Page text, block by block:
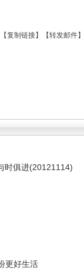
复制链接】【转发邮件
时俱进(20121114)
更好生活